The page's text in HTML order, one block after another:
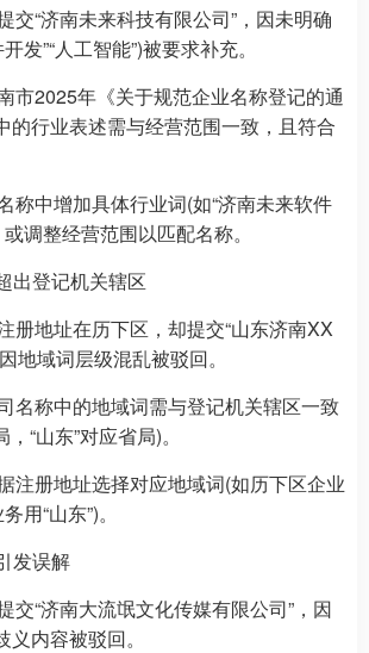
交“济南未来科技有限公司”，因未明确
发”“人工智能”)被要求补充。
市2025年《关于规范企业名称登记的通
的行业表述需与经营范围一致，且符合
称中增加具体行业词(如“济南未来软件
调整经营范围以匹配名称。
出登记机关辖区
册地址在历下区，却提交“山东济南XX
地域词层级混乱被驳回。
名称中的地域词需与登记机关辖区一致
“山东”对应省局)。
注册地址选择对应地域词(如历下区企业
用“山东”)。
发误解
交“济南大流氓文化传媒有限公司”，因
内容被驳回。